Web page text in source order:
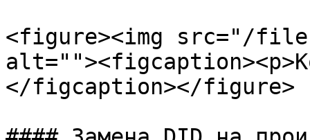
<figure><img src="/files/
</figcaption></figure>